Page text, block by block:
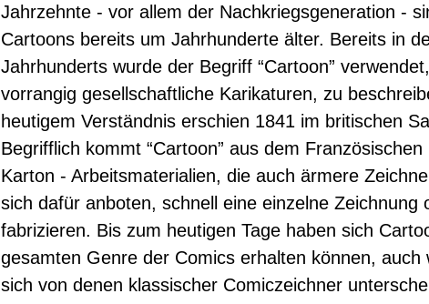
Jahrzehnte - vor allem der Nachkriegsgeneration -
Cartoons bereits um Jahrhunderte älter. Bereits in
Jahrhunderts wurde der Begriff “Cartoon”
vorrangig gesellschaftliche Karikaturen, zu
heutigem Verständnis erschien 1841 im britischen
Begrifflich kommt “Cartoon” aus dem
Karton - Arbeitsmaterialien, die auch ärmere
sich dafür anboten, schnell eine einzelne Zeichnung
fabrizieren. Bis zum heutigen Tage haben sich
gesamten Genre der Comics erhalten können, auch
sich von denen klassischer Comiczeichner